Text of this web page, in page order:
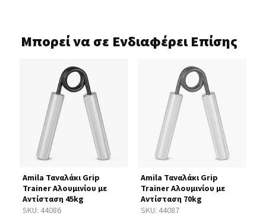
Μπορεί να σε Ενδιαφέρει Επίσης
SKU: 44086
Amila Ταναλάκι Grip
Trainer Αλουμινίου με
Αντίσταση 45kg
SKU: 44087
Amila Ταναλάκι Grip
Trainer Αλουμινίου με
Αντίσταση 70kg